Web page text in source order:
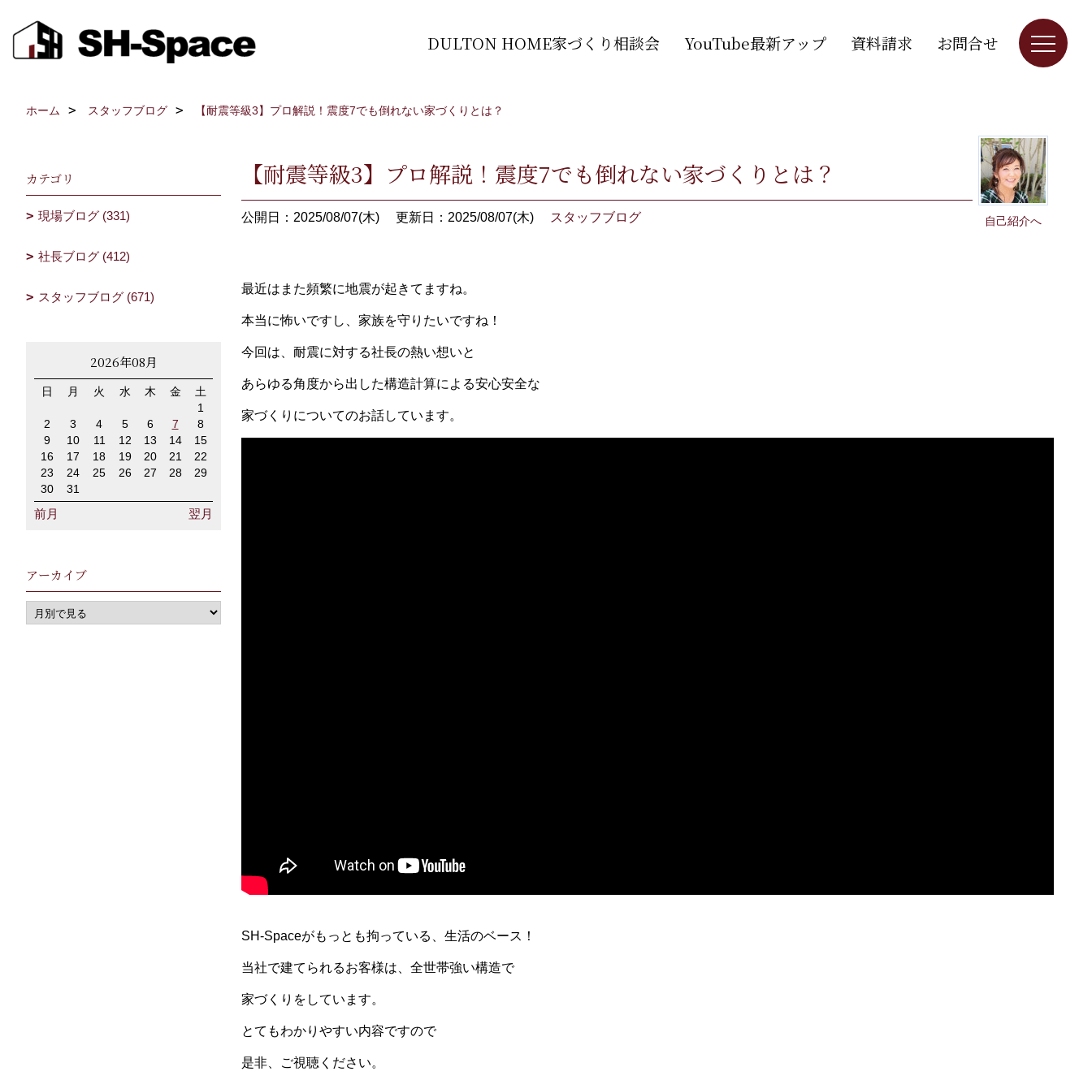
DULTON HOME家づくり相談会 YouTube最新アップ 資料請求 お問合せ
ホーム スタッフブログ 【耐震等級3】プロ解説！震度7でも倒れない家づくりとは？
自己紹介へ
【耐震等級3】プロ解説！震度7でも倒れない家づくりとは？
公開日：2025/08/07(木) 更新日：2025/08/07(木) スタッフブログ
最近はまた頻繁に地震が起きてますね。
本当に怖いですし、家族を守りたいですね！
今回は、耐震に対する社長の熱い想いと
あらゆる角度から出した構造計算による安心安全な
家づくりについてのお話しています。
SH-Spaceがもっとも拘っている、生活のベース！
当社で建てられるお客様は、全世帯強い構造で
家づくりをしています。
とてもわかりやすい内容ですので
是非、ご視聴ください。
カテゴリ
現場ブログ (331)
社長ブログ (412)
スタッフブログ (671)
2026年08月
日 月 火 水 木 金
土
1
2
3 4 5 6 7
8
9
10 11 12 13 14
15
16
17 18 19 20 21
22
23
24 25 26 27 28
29
30
31
前月 翌月
アーカイブ